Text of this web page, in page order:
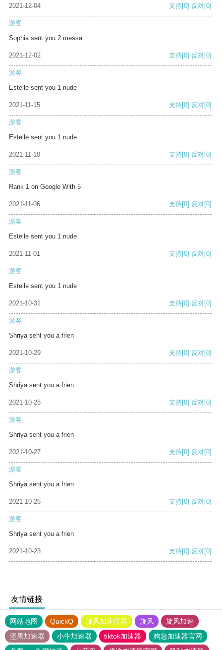
2021-12-04 支持[0] 反对[0]
游客
Sophia sent you 2 messa
2021-12-02 支持[0] 反对[0]
游客
Estelle sent you 1 nude
2021-11-15 支持[0] 反对[0]
游客
Estelle sent you 1 nude
2021-11-10 支持[0] 反对[0]
游客
Rank 1 on Google With 5
2021-11-06 支持[0] 反对[0]
游客
Estelle sent you 1 nude
2021-11-01 支持[0] 反对[0]
游客
Estelle sent you 1 nude
2021-10-31 支持[0] 反对[0]
游客
Shriya sent you a frien
2021-10-29 支持[0] 反对[0]
游客
Shriya sent you a frien
2021-10-28 支持[0] 反对[0]
游客
Shriya sent you a frien
2021-10-27 支持[0] 反对[0]
游客
Shriya sent you a frien
2021-10-26 支持[0] 反对[0]
游客
Shriya sent you a frien
2021-10-23 支持[0] 反对[0]
友情链接
网站地图 QuickQ 旋风加速度器 旋风
旋风加速
坚果加速器
小牛加速器 tiktok加速器
狗急加速器官网